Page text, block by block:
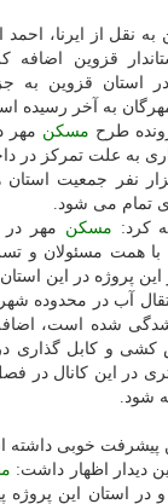
به نقل از ایرنا،
قزوین
استان قزوین به
به آخر رسیده
طرح مسكن مهر
به علت تمركز در
شهرهای بالای 25 هزار نفر
تمام می شود.
كرد: مسكن مهر در
همت مسئولان و
پروژه در این استان
آب در محدوده
شده است، اضافه
و كابل گذاری در
در این كانال در
شود.
پیشرفت خوبی داشته
دیدار اظهار داشت:
و در استان این